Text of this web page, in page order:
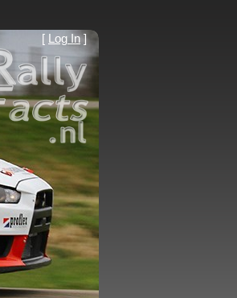
[ Log In]